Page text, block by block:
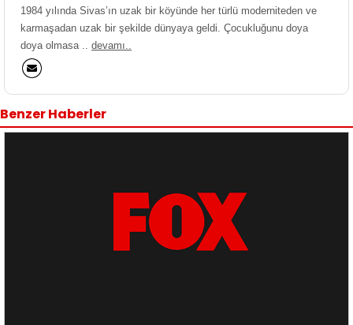
1984 yılında Sivas’ın uzak bir köyünde her türlü moderniteden ve
karmaşadan uzak bir şekilde dünyaya geldi. Çocukluğunu doya
doya olmasa .. devamı..
Benzer Haberler